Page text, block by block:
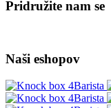
Pridružite nam se
Naši eshopov